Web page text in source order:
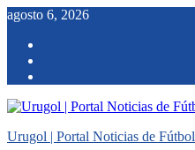
Saltar
contenido
agosto 6, 2026
Urugol | Portal Noticias de Fútbol